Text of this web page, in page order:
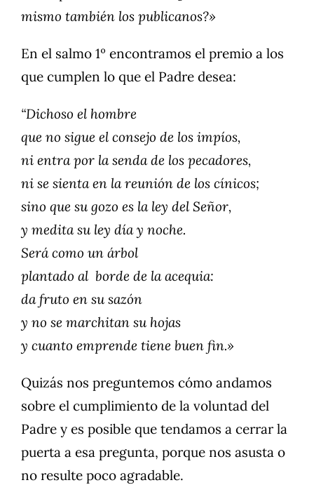
mismo también los publicanos?»
En el salmo 1º encontramos el premio a los
que cumplen lo que el Padre desea:
“Dichoso el hombre
que no sigue el consejo de los impíos,
ni entra por la senda de los pecadores,
ni se sienta en la reunión de los cínicos;
sino que su gozo es la ley del Señor,
y medita su ley día y noche.
Será como un árbol
plantado al borde de la acequia:
da fruto en su sazón
y no se marchitan su hojas
y cuanto emprende tiene buen fin.»
Quizás nos preguntemos cómo andamos
sobre el cumplimiento de la voluntad del
Padre y es posible que tendamos a cerrar la
puerta a esa pregunta, porque nos asusta o
no resulte poco agradable.